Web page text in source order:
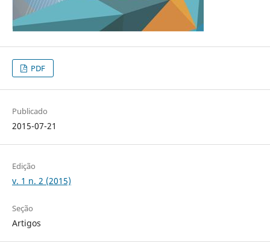
PDF
Publicado
2015-07-21
Edição
v. 1 n. 2 (2015)
Seção
Artigos